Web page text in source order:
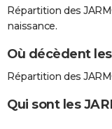
Répartition des
naissance.
Où décèdent
Répartition des
Qui sont les